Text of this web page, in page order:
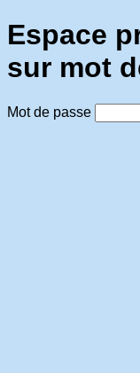
Espace
sur mot
Mot de passe